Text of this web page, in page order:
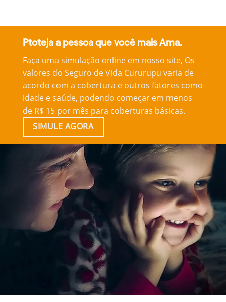
Ptoteja a pessoa que você mais Ama.
Faça uma simulação online em nosso site, Os
valores do Seguro de Vida Cururupu varia de
acordo com a cobertura e outros fatores como
idade e saúde, podendo começar em menos
de R$ 15 por mês para coberturas básicas.
SIMULE AGORA